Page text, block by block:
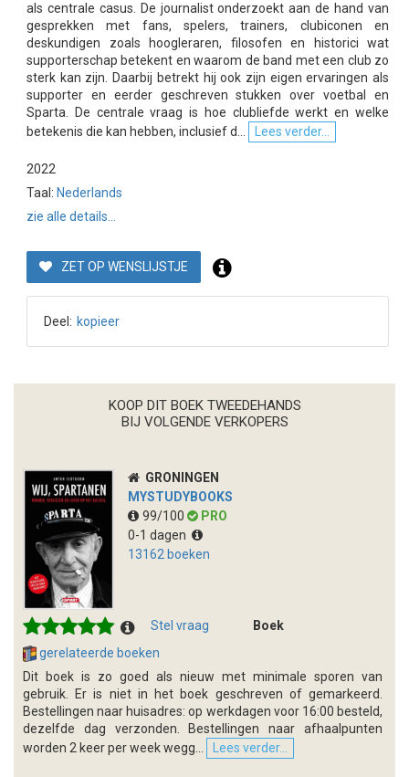
als centrale casus. De journalist onderzoekt aan de hand van
gesprekken met fans, spelers, trainers, clubiconen en
deskundigen zoals hoogleraren, filosofen en historici wat
supporterschap betekent en waarom de band met een club zo
sterk kan zijn. Daarbij betrekt hij ook zijn eigen ervaringen als
supporter en eerder geschreven stukken over voetbal en
Sparta. De centrale vraag is hoe clubliefde werkt en welke
betekenis die kan hebben, inclusief d...
Lees verder...
2022
Taal: Nederlands
zie alle details...
ZET OP WENSLIJSTJE
Deel: kopieer
KOOP DIT BOEK TWEEDEHANDS
BIJ VOLGENDE VERKOPERS
GRONINGEN
MYSTUDYBOOKS
99/100
PRO
0-1 dagen
13162 boeken
Stel vraag
Boek
gerelateerde boeken
Dit boek is zo goed als nieuw met minimale sporen van
gebruik. Er is niet in het boek geschreven of gemarkeerd.
Bestellingen naar huisadres: op werkdagen voor 16:00 besteld,
dezelfde dag verzonden. Bestellingen naar afhaalpunten
worden 2 keer per week wegg...
Lees verder...